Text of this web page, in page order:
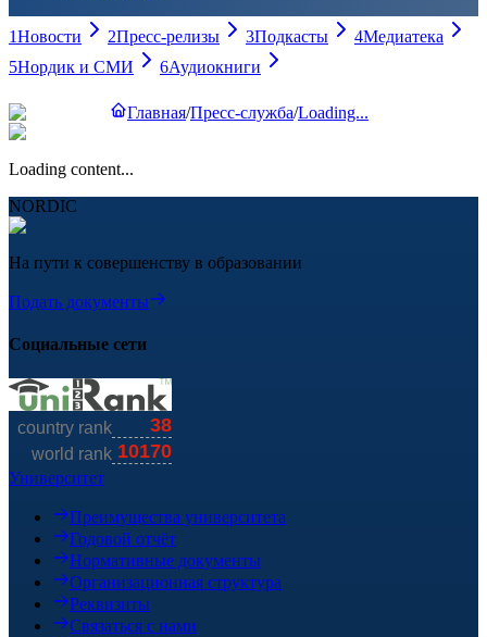
1Новости 2Пресс-релизы 3Подкасты 4Медиатека
5Нордик и СМИ 6Аудиокниги
Главная/Пресс-служба/Loading...
Loading content...
NORDIC
На пути к совершенству в образовании
Подать документы
Социальные сети
Университет
Преимущества университета
Годовой отчёт
Нормативные документы
Организационная структура
Реквизиты
Связаться с нами